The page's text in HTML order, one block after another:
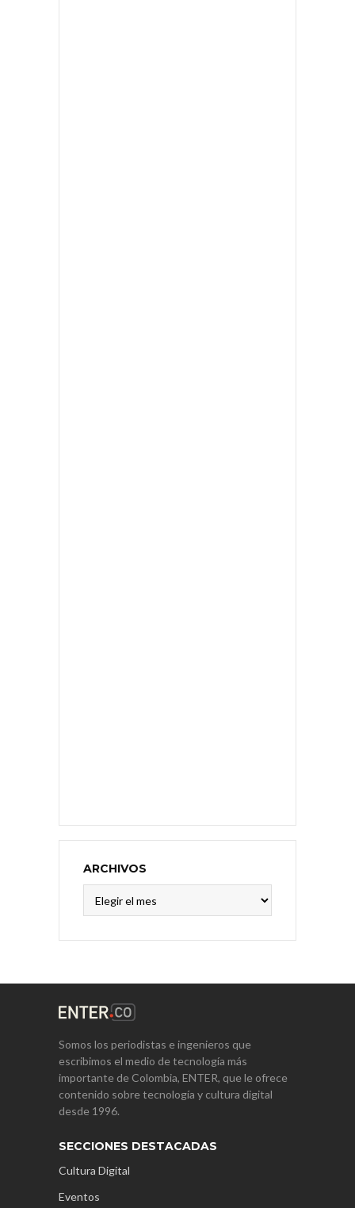
ARCHIVOS
Somos los periodistas e ingenieros que
escribimos el medio de tecnología más
importante de Colombia, ENTER, que le ofrece
contenido sobre tecnología y cultura digital
desde 1996.
SECCIONES DESTACADAS
Cultura Digital
Eventos